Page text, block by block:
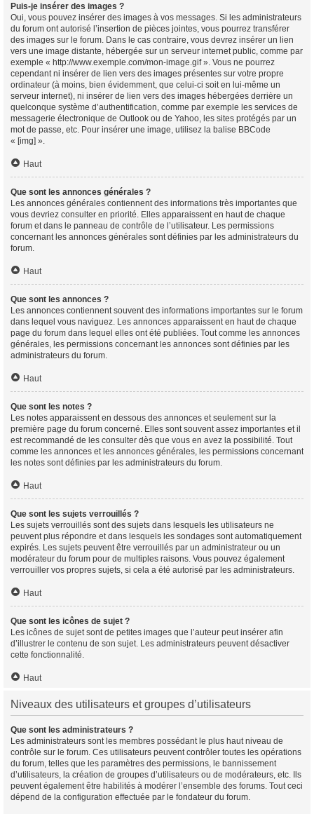
Puis-je insérer des images ?
Oui, vous pouvez insérer des images à vos messages. Si les administrateurs
du forum ont autorisé l’insertion de pièces jointes, vous pourrez transférer
des images sur le forum. Dans le cas contraire, vous devrez insérer un lien
vers une image distante, hébergée sur un serveur internet public, comme par
exemple « http://www.exemple.com/mon-image.gif ». Vous ne pourrez
cependant ni insérer de lien vers des images présentes sur votre propre
ordinateur (à moins, bien évidemment, que celui-ci soit en lui-même un
serveur internet), ni insérer de lien vers des images hébergées derrière un
quelconque système d’authentification, comme par exemple les services de
messagerie électronique de Outlook ou de Yahoo, les sites protégés par un
mot de passe, etc. Pour insérer une image, utilisez la balise BBCode
« [img] ».
Haut
Que sont les annonces générales ?
Les annonces générales contiennent des informations très importantes que
vous devriez consulter en priorité. Elles apparaissent en haut de chaque
forum et dans le panneau de contrôle de l’utilisateur. Les permissions
concernant les annonces générales sont définies par les administrateurs du
forum.
Haut
Que sont les annonces ?
Les annonces contiennent souvent des informations importantes sur le forum
dans lequel vous naviguez. Les annonces apparaissent en haut de chaque
page du forum dans lequel elles ont été publiées. Tout comme les annonces
générales, les permissions concernant les annonces sont définies par les
administrateurs du forum.
Haut
Que sont les notes ?
Les notes apparaissent en dessous des annonces et seulement sur la
première page du forum concerné. Elles sont souvent assez importantes et il
est recommandé de les consulter dès que vous en avez la possibilité. Tout
comme les annonces et les annonces générales, les permissions concernant
les notes sont définies par les administrateurs du forum.
Haut
Que sont les sujets verrouillés ?
Les sujets verrouillés sont des sujets dans lesquels les utilisateurs ne
peuvent plus répondre et dans lesquels les sondages sont automatiquement
expirés. Les sujets peuvent être verrouillés par un administrateur ou un
modérateur du forum pour de multiples raisons. Vous pouvez également
verrouiller vos propres sujets, si cela a été autorisé par les administrateurs.
Haut
Que sont les icônes de sujet ?
Les icônes de sujet sont de petites images que l’auteur peut insérer afin
d’illustrer le contenu de son sujet. Les administrateurs peuvent désactiver
cette fonctionnalité.
Haut
Niveaux des utilisateurs et groupes d’utilisateurs
Que sont les administrateurs ?
Les administrateurs sont les membres possédant le plus haut niveau de
contrôle sur le forum. Ces utilisateurs peuvent contrôler toutes les opérations
du forum, telles que les paramètres des permissions, le bannissement
d’utilisateurs, la création de groupes d’utilisateurs ou de modérateurs, etc. Ils
peuvent également être habilités à modérer l’ensemble des forums. Tout ceci
dépend de la configuration effectuée par le fondateur du forum.